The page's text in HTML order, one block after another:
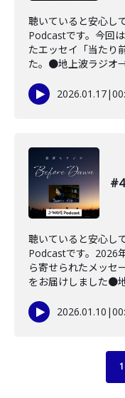
聴いていると安心し
Podcastです。今回
たエッセイ「当たり
た。●地上波ラジオ
2026.01.17|
聴いていると安心し
Podcastです。2026
ら寄せられたメッセ
をお届けしました●
2026.01.10 |
1